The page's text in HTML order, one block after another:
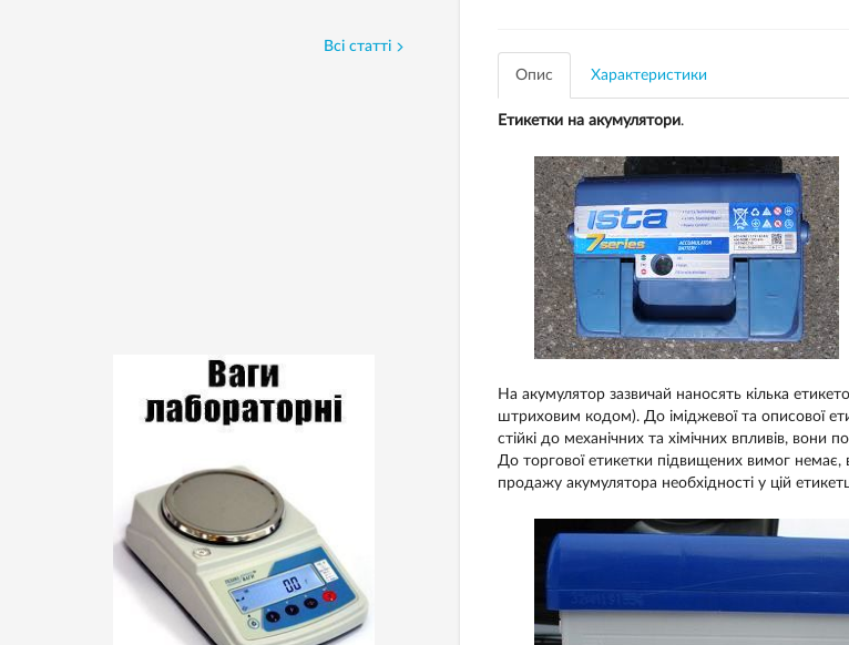
Опис Характеристики
Етикетки на акумулятори.
На акумулятор зазвичай наносять кілька
штриховим кодом). До іміджевої та описової
стійкі до механічних та хімічних впливів, вони
До торгової етикетки підвищених вимог немає,
продажу акумулятора необхідності у цій
Всі статті